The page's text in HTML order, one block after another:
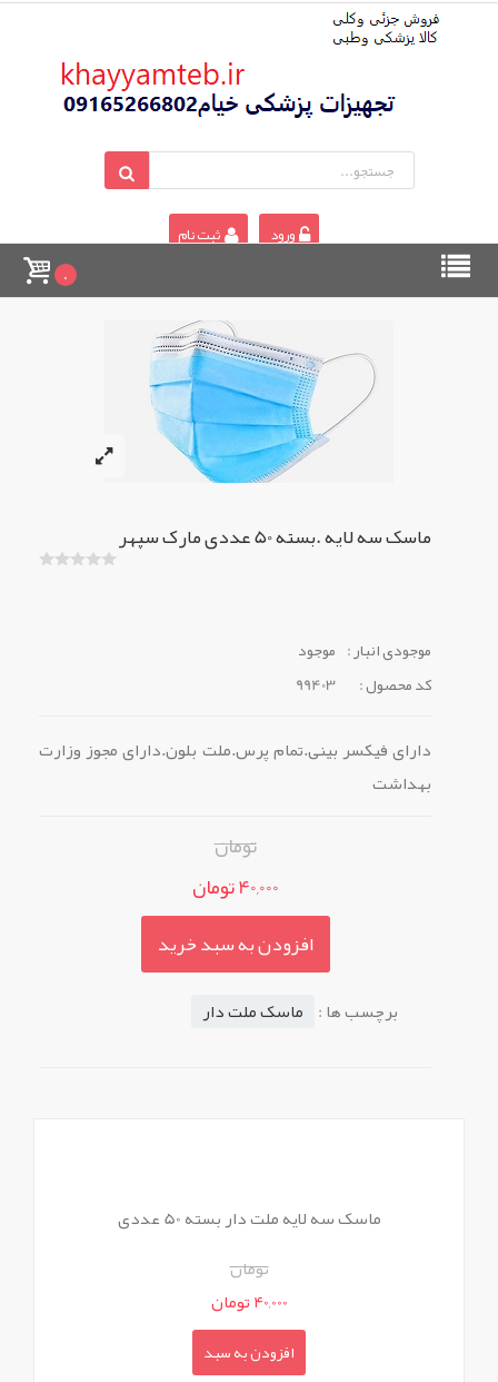
ورود ثبت نام
0
ماسک سه لایه .بسته 50 عددی مارک سپهر
موجودی انبار : موجود
کد محصول :
99403
دارای فیکسر بینی.تمام پرس.ملت بلون.دارای مجوز وزارت
بهداشت
تومان
40,000 تومان
افزودن به سبد خرید
برچسب ها : ماسک ملت دار
ماسک سه لایه ملت دار بسته 50 عددی
تومان
40,000 تومان
افزودن به سبد